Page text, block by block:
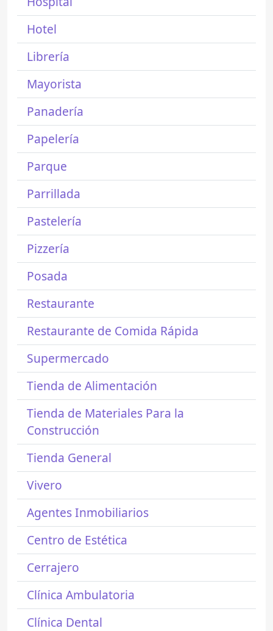
Hotel
Librería
Mayorista
Panadería
Papelería
Parque
Parrillada
Pastelería
Pizzería
Posada
Restaurante
Restaurante de Comida Rápida
Supermercado
Tienda de Alimentación
Tienda de Materiales Para la
Construcción
Tienda General
Vivero
Agentes Inmobiliarios
Centro de Estética
Cerrajero
Clínica Ambulatoria
Clínica Dental